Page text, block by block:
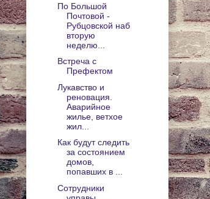
По Большой
Почтовой -
Рубцовской наб
вторую
неделю...
Встреча с
Префектом
Лукавство и
реновация.
Аварийное
жилье, ветхое
жил...
Как будут следить
за состоянием
домов,
попавших в ...
Сотрудники